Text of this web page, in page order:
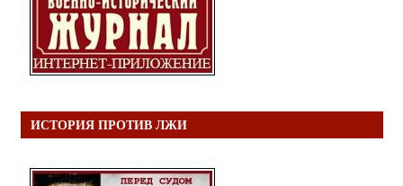
ИСТОРИЯ ПРОТИВ ЛЖИ